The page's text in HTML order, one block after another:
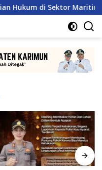
di Sektor Maritim